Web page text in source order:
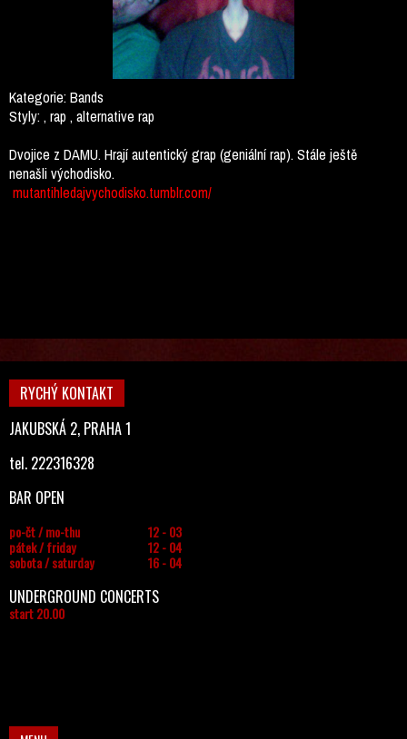
Kategorie:Bands
Styly:, rap , alternative rap
Dvojice z DAMU. Hrají autentický grap (geniální rap). Stále ještě
nenašli východisko.
mutantihledajvychodisko.tumblr.com/
RYCHÝ KONTAKT
JAKUBSKÁ 2, PRAHA 1
tel. 222316328
BAR OPEN
po-čt / mo-thu
12 - 03
pátek / friday
12 - 04
sobota / saturday
16 - 04
UNDERGROUND CONCERTS
start 20.00